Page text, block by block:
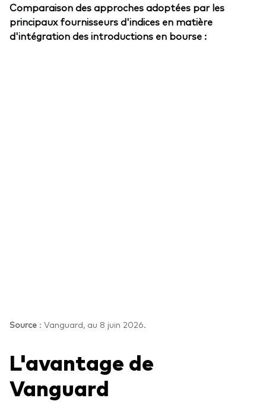
Comparaison des approches adoptées par les
principaux fournisseurs d'indices en matière
d'intégration des introductions en bourse :
Source : Vanguard, au 8 juin 2026.
L'avantage de
Vanguard